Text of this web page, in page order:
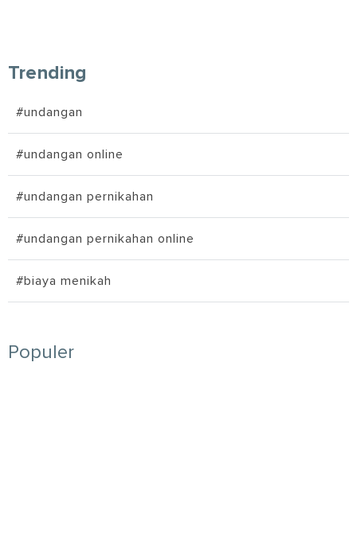
Trending
#undangan
#undangan online
#undangan pernikahan
#undangan pernikahan online
#biaya menikah
Populer